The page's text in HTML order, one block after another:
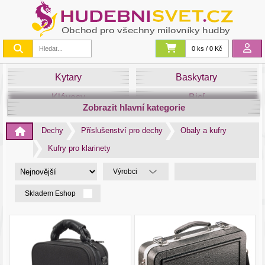
0 ks / 0 Kč
Kytary
Baskytary
Klávesy
Bicí
Smyčce
Dechy
Světla
Zobrazit hlavní kategorie
Dechy Příslušenství pro dechy
Obaly a kufry
Kufry pro klarinety
Výrobci
Skladem Eshop